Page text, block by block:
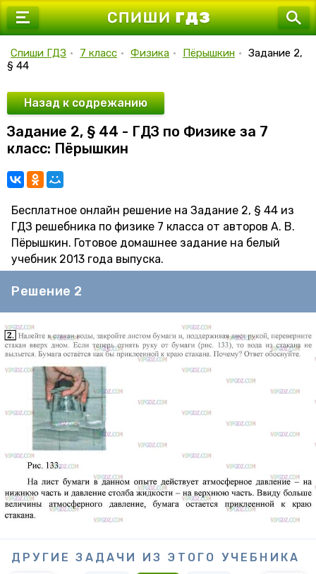
7 класс
9 класс
10 класс
11 класс
Спиши ГДЗ • 7 класс • Физика • Пёрышкин • Задание 2,
§ 44
Назад к содрежанию
Задание 2, § 44 - ГДЗ по Физике за 7
класс: Пёрышкин
Бесплатное онлайн решение на Задание 2, § 44 из
ГДЗ решебника по физике 7 класса от авторов А. В.
Пёрышкин. Готовое домашнее задание на белый
учебник 2013 года выпуска.
Решение 2
ДРУГИЕ ЗАДАЧИ ИЗ ЭТОГО УЧЕБНИКА